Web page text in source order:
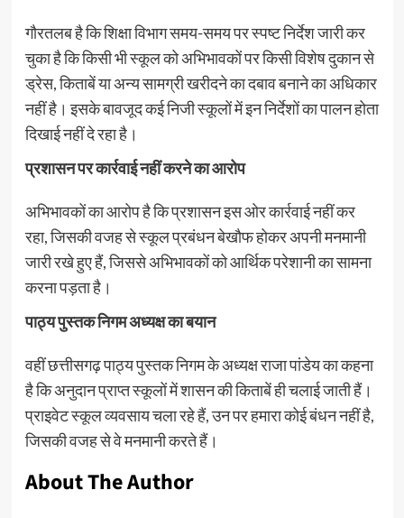
गौरतलब है कि शिक्षा विभाग समय-समय पर स्पष्ट निर्देश जारी कर
चुका है कि किसी भी स्कूल को अभिभावकों पर किसी विशेष दुकान से
ड्रेस, किताबें या अन्य सामग्री खरीदने का दबाव बनाने का अधिकार
नहीं है। इसके बावजूद कई निजी स्कूलों में इन निर्देशों का पालन होता
दिखाई नहीं दे रहा है।
प्रशासन पर कार्रवाई नहीं करने का आरोप
अभिभावकों का आरोप है कि प्रशासन इस ओर कार्रवाई नहीं कर
रहा, जिसकी वजह से स्कूल प्रबंधन बेखौफ होकर अपनी मनमानी
जारी रखे हुए हैं, जिससे अभिभावकों को आर्थिक परेशानी का सामना
करना पड़ता है।
पाठ्य पुस्तक निगम अध्यक्ष का बयान
वहीं छत्तीसगढ़ पाठ्य पुस्तक निगम के अध्यक्ष राजा पांडेय का कहना
है कि अनुदान प्राप्त स्कूलों में शासन की किताबें ही चलाई जाती हैं।
प्राइवेट स्कूल व्यवसाय चला रहे हैं, उन पर हमारा कोई बंधन नहीं है,
जिसकी वजह से वे मनमानी करते हैं।
About The Author